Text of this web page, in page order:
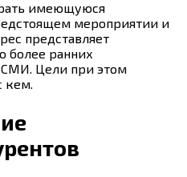
имеющуюся
мероприятии и
представляет
более ранних
СМИ. Цели при этом
кем.